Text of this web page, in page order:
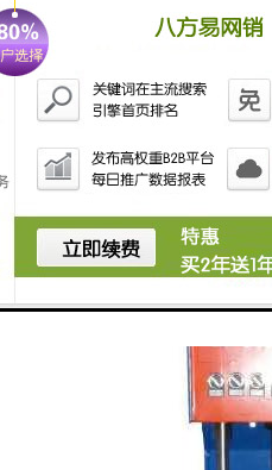
为篇幅有限，关于服装压
举这么多，其他的暂不一
询。